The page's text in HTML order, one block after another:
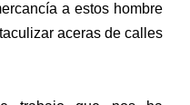
a estos hombre
aceras de calles